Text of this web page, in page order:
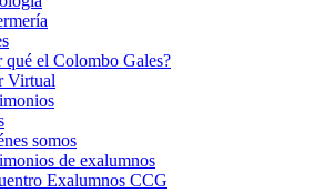
qué el Colombo Gales?
Virtual
somos
de exalumnos
Exalumnos CCG